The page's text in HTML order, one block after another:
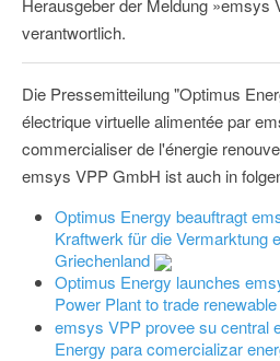
Herausgeber der Meldung »emsys
verantwortlich.
Die Pressemitteilung "Optimus
électrique virtuelle alimentée par
commercialiser de l'énergie
emsys VPP GmbH ist auch in
Optimus Energy beauftragt
Kraftwerk für die Vermarktung
Griechenland
Optimus Energy launches
Power Plant to trade
emsys VPP provee su central
Energy para comercializar